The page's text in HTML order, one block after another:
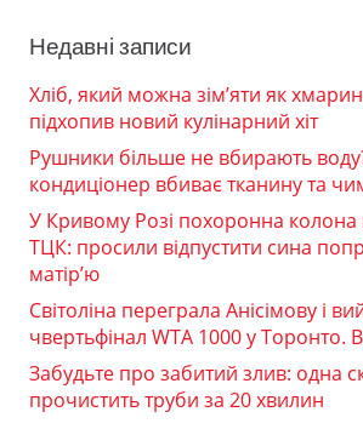
Недавні записи
Хліб, який можна зім’яти як
підхопив новий кулінарний хіт
Рушники більше не вбирають
кондиціонер вбиває тканину та
У Кривому Розі похоронна колона
ТЦК: просили відпустити сина
матір’ю
Світоліна переграла Анісімову і
чвертьфінал WTA 1000 у Торонто.
Забудьте про забитий злив: одна
прочистить труби за 20 хвилин